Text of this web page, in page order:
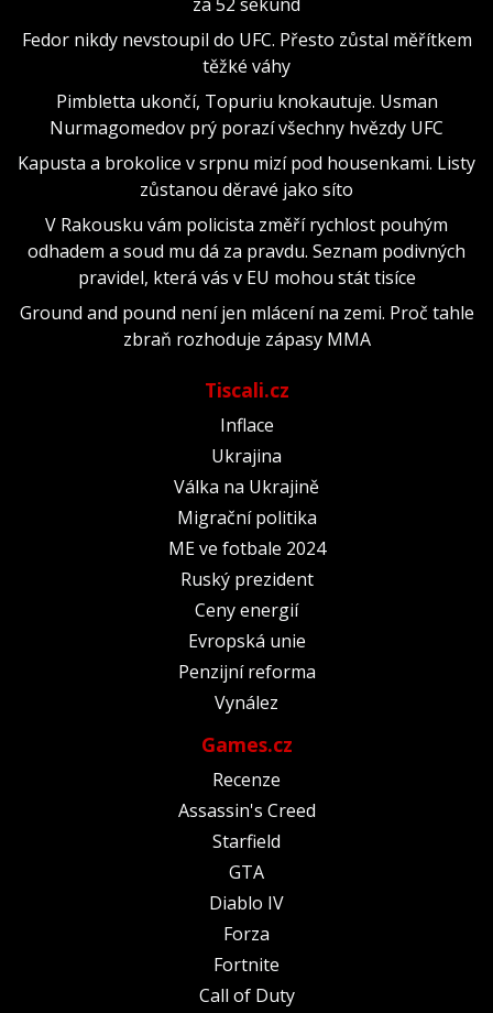
Fedor nikdy nevstoupil do UFC. Přesto zůstal měřítkem
těžké váhy
Pimbletta ukončí, Topuriu knokautuje. Usman
Nurmagomedov prý porazí všechny hvězdy UFC
Kapusta a brokolice v srpnu mizí pod housenkami. Listy
zůstanou děravé jako síto
V Rakousku vám policista změří rychlost pouhým
odhadem a soud mu dá za pravdu. Seznam podivných
pravidel, která vás v EU mohou stát tisíce
Ground and pound není jen mlácení na zemi. Proč tahle
zbraň rozhoduje zápasy MMA
Tiscali.cz
Inflace
Ukrajina
Válka na Ukrajině
Migrační politika
ME ve fotbale 2024
Ruský prezident
Ceny energií
Evropská unie
Penzijní reforma
Vynález
Games.cz
Recenze
Assassin's Creed
Starfield
GTA
Diablo IV
Forza
Fortnite
Call of Duty